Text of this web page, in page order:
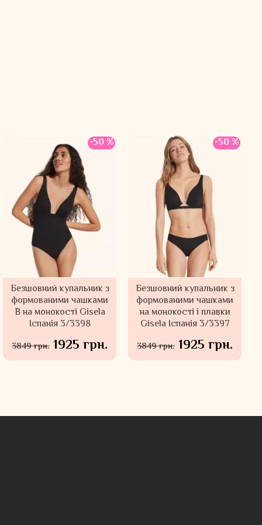
-50 %
Безшовний купальник з
формованими чашками
В на монокості Gisela
Іспанія 3/3398
3849 грн. 1925 грн.
-50 %
Безшовний купальник з
формованими чашками
на монокості і плавки
Gisela Іспанія 3/3397
3849 грн. 1925 грн.